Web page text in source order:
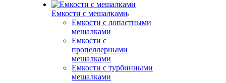
Емкости с мешалками
Емкости с лопастными
мешалками
Емкости с
пропеллерными
мешалками
Емкости с турбинными
мешалками